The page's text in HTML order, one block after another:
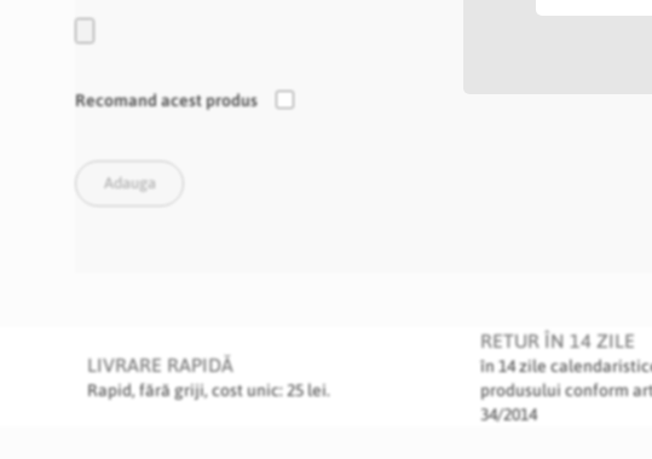
Recomand acest produs
Adauga
LIVRARE RAPIDĂ
Rapid, fără griji, cost unic: 25 lei.
RETUR ÎN 14 ZILE
în 14 zile
produsului conform
34/2014